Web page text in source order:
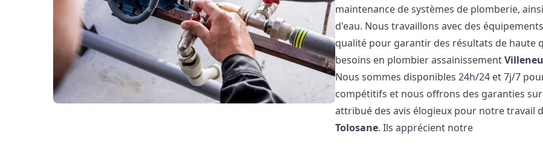
maintenance de systèmes de plomberie,
d'eau. Nous travaillons avec des
qualité pour garantir des résultats de haute
besoins en plombier assainissement
Nous sommes disponibles 24h/24 et 7j/7
compétitifs et nous offrons des garanties
attribué des avis élogieux pour notre travail
Tolosane. Ils apprécient notre